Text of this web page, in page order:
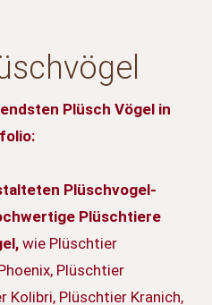
Plüsch Vögel in
Plüschvogel-
Plüschtiere
wie Plüschtier
Plüschtier
Kolibri, Plüschtier Kranich,